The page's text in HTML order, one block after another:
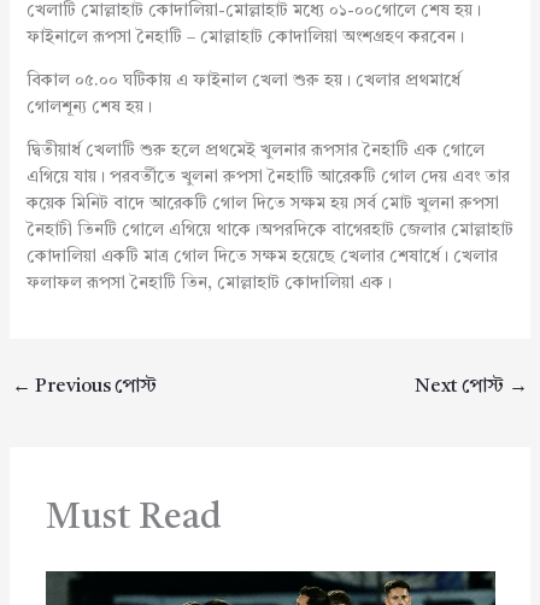
খেলাটি মোল্লাহাট কোদালিয়া-মোল্লাহাট মধ্যে ০১-০০গোলে শেষ হয়।
ফাইনালে রূপসা নৈহাটি – মোল্লাহাট কোদালিয়া অংশগ্রহণ করবেন।
বিকাল ০৫.০০ ঘটিকায় এ ফাইনাল খেলা শুরু হয়। খেলার প্রথমার্ধে
গোলশূন্য শেষ হয়।
দ্বিতীয়ার্ধ খেলাটি শুরু হলে প্রথমেই খুলনার রূপসার নৈহাটি এক গোলে
এগিয়ে যায়। পরবর্তীতে খুলনা রুপসা নৈহাটি আরেকটি গোল দেয় এবং তার
কয়েক মিনিট বাদে আরেকটি গোল দিতে সক্ষম হয়।সর্ব মোট খুলনা রুপসা
নৈহাটী তিনটি গোলে এগিয়ে থাকে।অপরদিকে বাগেরহাট জেলার মোল্লাহাট
কোদালিয়া একটি মাত্র গোল দিতে সক্ষম হয়েছে খেলার শেষার্ধে। খেলার
ফলাফল রূপসা নৈহাটি তিন, মোল্লাহাট কোদালিয়া এক।
← Previous পোস্ট Next পোস্ট →
Must Read